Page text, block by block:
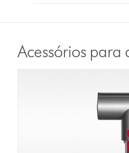
Acessórios para